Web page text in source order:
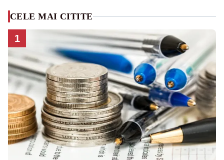
CELE MAI CITITE
1